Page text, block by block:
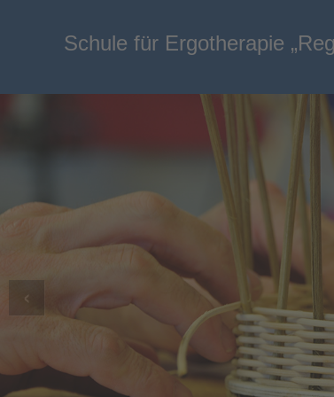
Schule für Ergotherapie
‹